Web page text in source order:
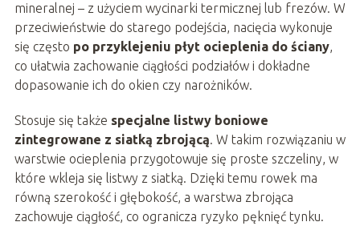
mineralnej – z użyciem wycinarki termicznej lub frezów. W
przeciwieństwie do starego podejścia, nacięcia wykonuje
się często po przyklejeniu płyt ocieplenia do ściany,
co ułatwia zachowanie ciągłości podziałów i dokładne
dopasowanie ich do okien czy narożników.
Stosuje się także specjalne listwy boniowe
zintegrowane z siatką zbrojącą. W takim rozwiązaniu w
warstwie ocieplenia przygotowuje się proste szczeliny, w
które wkleja się listwy z siatką. Dzięki temu rowek ma
równą szerokość i głębokość, a warstwa zbrojąca
zachowuje ciągłość, co ogranicza ryzyko pęknięć tynku.